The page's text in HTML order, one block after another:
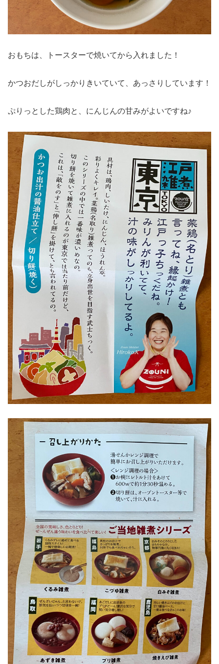
おもちは、トースターで焼いてから入れました！
かつおだしがしっかりきいていて、あっさりしています！
ぷりっとした鶏肉と、にんじんの甘みがよいですね♪